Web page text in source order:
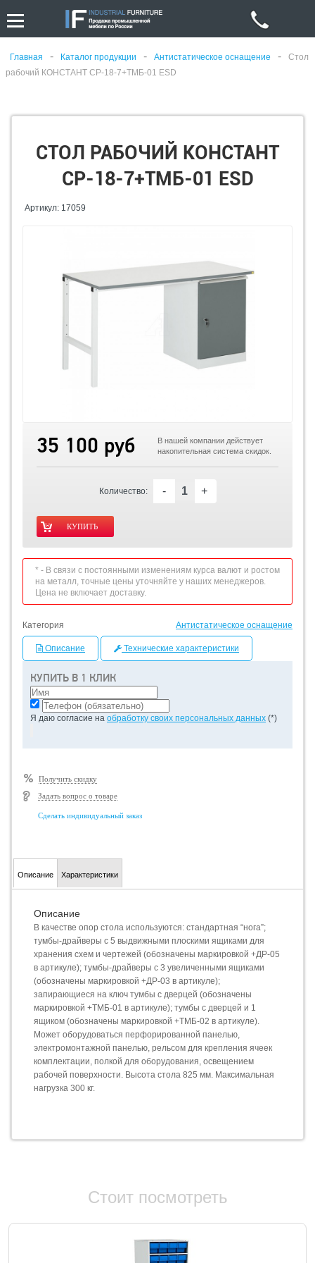
Главная - Каталог продукции - Антистатическое оснащение -
Стол
рабочий КОНСТАНТ СР-18-7+ТМБ-01 ESD
СТОЛ РАБОЧИЙ КОНСТАНТ
СР-18-7+ТМБ-01 ESD
Артикул: 17059
КУПИТЬ В 1 КЛИК
Я даю согласие на обработку своих персональных данных (*)
Получить скидку
Задать вопрос о товаре
Сделать индивидуальный заказ
35 100 руб
В нашей компании действует
накопительная система скидок.
Количество: - +
* - В связи с постоянными изменениям курса валют и ростом
на металл, точные цены уточняйте у наших менеджеров.
Цена не включает доставку.
Категория Антистатическое оснащение
Описание Технические характеристики
Описание Характеристики
Описание
В качестве опор стола используются: стандартная “нога”;
тумбы-драйверы с 5 выдвижными плоскими ящиками для
хранения схем и чертежей (обозначены маркировкой +ДР-05
в артикуле); тумбы-драйверы с 3 увеличенными ящиками
(обозначены маркировкой +ДР-03 в артикуле);
запирающиеся на ключ тумбы с дверцей (обозначены
маркировкой +ТМБ-01 в артикуле); тумбы с дверцей и 1
ящиком (обозначены маркировкой +ТМБ-02 в артикуле).
Может оборудоваться перфорированной панелью,
электромонтажной панелью, рельсом для крепления ячеек
комплектации, полкой для оборудования, освещением
рабочей поверхности. Высота стола 825 мм. Максимальная
нагрузка 300 кг.
Стоит посмотреть